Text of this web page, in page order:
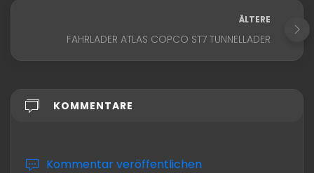
ÄLTERE
FAHRLADER ATLAS COPCO ST7 TUNNELLADER
KOMMENTARE
Kommentar veröffentlichen